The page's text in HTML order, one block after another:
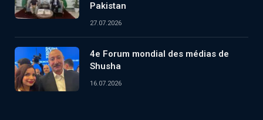
Pakistan
27.07.2026
4e Forum mondial des médias de
Shusha
16.07.2026